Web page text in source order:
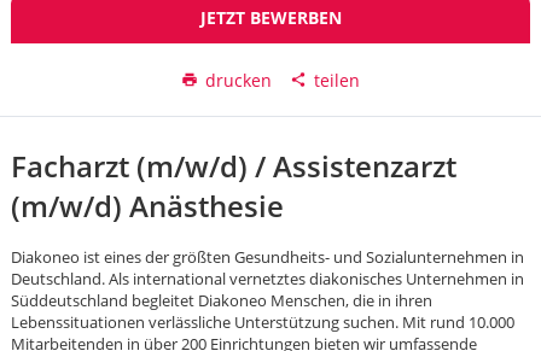
JETZT BEWERBEN
drucken teilen
Facharzt (m/w/d) / Assistenzarzt
(m/w/d) Anästhesie
Diakoneo ist eines der größten Gesundheits- und Sozialunternehmen in
Deutschland. Als international vernetztes diakonisches Unternehmen in
Süddeutschland begleitet Diakoneo Menschen, die in ihren
Lebenssituationen verlässliche Unterstützung suchen. Mit rund 10.000
Mitarbeitenden in über 200 Einrichtungen bieten wir umfassende